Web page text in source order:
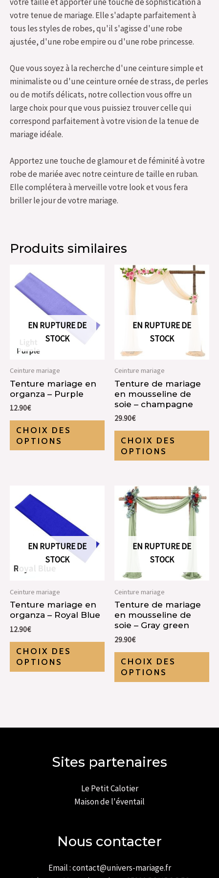
votre tenue de mariage. Elle s'adapte parfaitement à
tous les styles de robes, qu'il s'agisse d'une robe
ajustée, d'une robe empire ou d'une robe princesse.
Que vous soyez à la recherche d'une ceinture simple et
minimaliste ou d'une ceinture ornée de strass, de perles
ou de motifs délicats, notre collection vous offre un
large choix pour que vous puissiez trouver celle qui
correspond parfaitement à votre vision de la tenue de
mariage idéale.
Apportez une touche de glamour et de féminité à votre
robe de mariée avec notre ceinture de taille en ruban.
Elle complétera à merveille votre look et vous fera
briller le jour de votre mariage.
Produits similaires
EN RUPTURE DE
STOCK
Ceinture mariage
Tenture mariage en
organza – Purple
12.90€
CHOIX DES
OPTIONS
EN RUPTURE DE
STOCK
Ceinture mariage
Tenture de mariage
en mousseline de
soie – champagne
29.90€
CHOIX DES
OPTIONS
EN RUPTURE DE
STOCK
Ceinture mariage
Tenture mariage en
organza – Royal Blue
12.90€
CHOIX DES
OPTIONS
EN RUPTURE DE
STOCK
Ceinture mariage
Tenture de mariage
en mousseline de
soie – Gray green
29.90€
CHOIX DES
OPTIONS
Sites partenaires
Le Petit Calotier
Maison de l'éventail
Nous contacter
Email : contact@univers-mariage.fr